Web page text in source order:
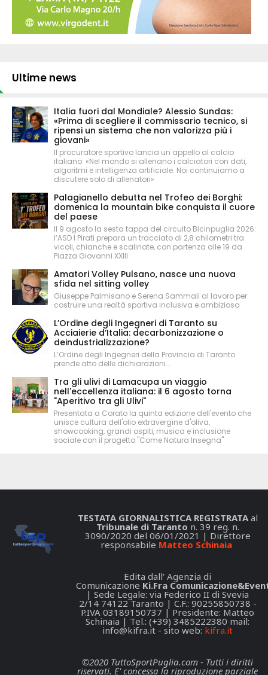
Ultime news
Italia fuori dal Mondiale? Alessio Sundas:
«Prima di scegliere il commissario tecnico, si
ripensi un sistema che non valorizza più i
giovani»
Il procuratore sportivo lancia un appello al calcio
italiano: «Nel mondo si allenano i calciatori con dati,
algoritmi e intelligenza artificiale. Noi continuiamo a
discutere solo di allenatori»
Palagianello debutta nel Trofeo dei Borghi:
domenica la mountain bike conquista il cuore
del paese
Il 9 agosto la sesta tappa del circuito Bicinpuglia 2026:
l’ASD I Pirati prepara un tracciato di 2,8 chilometri tra
vicoli, chianche e scalinate, con partenza alle 19 da
Piazza Giovanni XXIII
Amatori Volley Pulsano, nasce una nuova
sfida nel sitting volley
Giuseppe Palmisano e Serena Sammali al lavoro per
costruire una realtà sportiva inclusiva e ambiziosa
L’Ordine degli Ingegneri di Taranto su
Acciaierie d’Italia: decarbonizzazione o
deindustrializzazione?
L’Ordine degli Ingegneri della Provincia di Taranto
prende atto delle dichiarazioni...
Tra gli ulivi di Lamacupa un viaggio
nell'eccellenza italiana: il 6 agosto torna
"Aperitivo tra gli Ulivi"
Presentata a Corato la quinta edizione dell'evento che
unisce cultura dell'olio extravergine d'oliva,
showcooking, grandi ospiti, musica e inclusione
sociale con il progetto "Come Natura Insegna"
TESTATA GIORNALISTICA REGISTRATAal
Tribunale di Taranto n. 39 reg. n.
3090/2020 del 06/01/2021 | Direttore
responsabile Matteo Schinaia
Edita dall' Agenzia di
Comunicazione Ki.Fra
| Sede Legale: via Federico II di Svevia
2/14 74122 Taranto | C.F.: 90255850738 -
P.IVA 03189150737 | Presidente: Matteo
Schinaia | Tel.: (+39) 3485222380 mail:
info@kifra.it - sito web: kifra.it
©2020 TuttoSportPuglia.com - Tutti i diritti
riservati. E' concessa la riproduzione parziale